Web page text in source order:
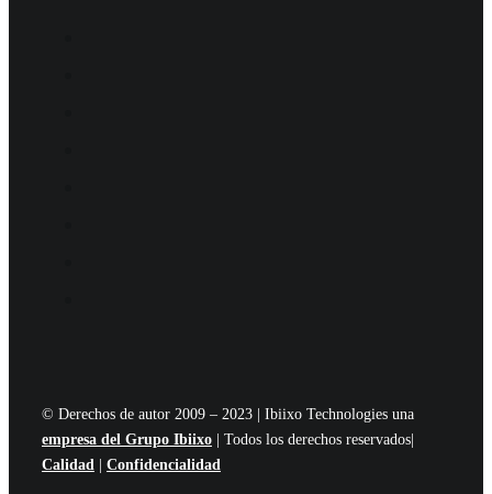
© Derechos de autor 2009 – 2023 | Ibiixo Technologies una
empresa del Grupo Ibiixo| Todos los derechos reservados|
Calidad| Confidencialidad